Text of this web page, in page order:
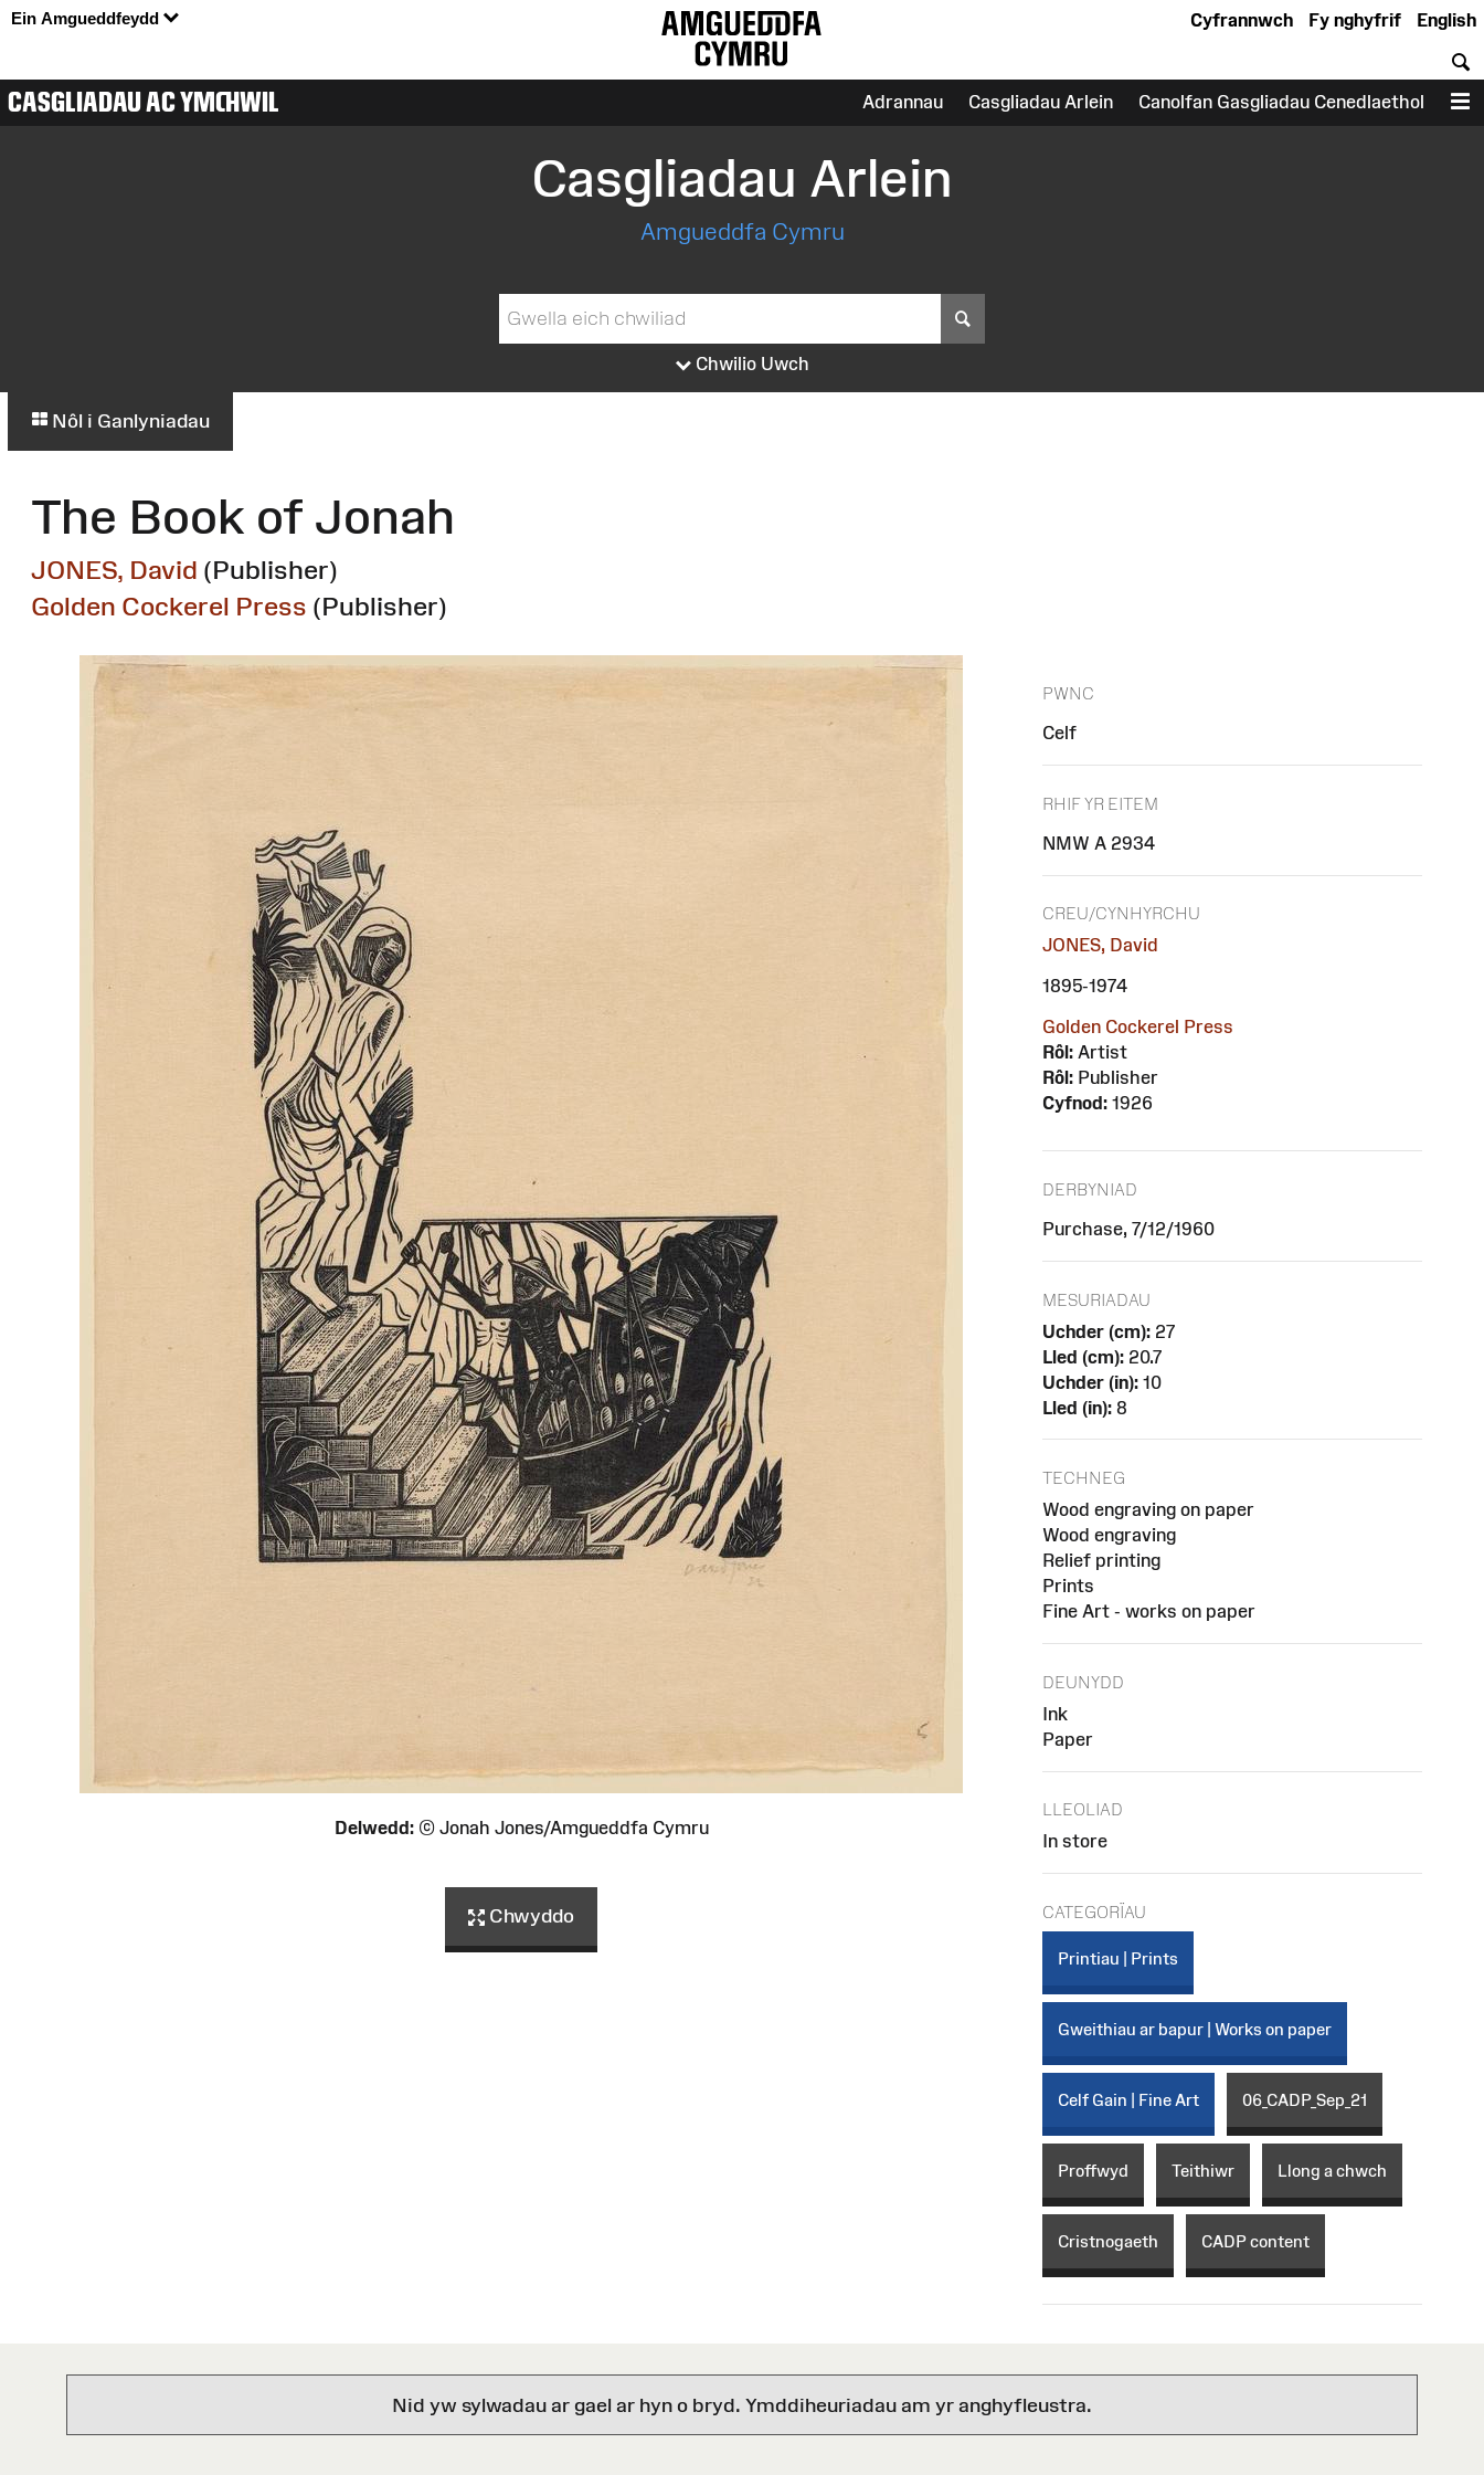
Ein Amgueddfeydd English
Fy nghyfrif
Cyfrannwch
CASGLIADAU AC YMCHWIL Adrannau Casgliadau Arlein Canolfan Gasgliadau Cenedlaethol
Casgliadau Arlein
Amgueddfa Cymru
Chwilio Uwch
Nôl i Ganlyniadau
The Book of Jonah
JONES, David (Publisher)
Golden Cockerel Press (Publisher)
Delwedd:© Jonah Jones/Amgueddfa Cymru
Chwyddo
PWNC
Celf
RHIF YR EITEM
NMW A 2934
CREU/CYNHYRCHU
JONES, David
1895-1974
Golden Cockerel Press
Rôl: Artist
Rôl: Publisher
Cyfnod: 1926
DERBYNIAD
Purchase, 7/12/1960
MESURIADAU
Uchder (cm): 27
Lled (cm): 20.7
Uchder (in): 10
Lled (in): 8
TECHNEG
Wood engraving on paper
Wood engraving
Relief printing
Prints
Fine Art - works on paper
DEUNYDD
Ink
Paper
LLEOLIAD
In store
CATEGORÏAU
Printiau | Prints
Gweithiau ar bapur | Works on paper
Celf Gain | Fine Art 06_CADP_Sep_21
Proffwyd Teithiwr Llong a chwch
Cristnogaeth CADP content
Nid yw sylwadau ar gael ar hyn o bryd. Ymddiheuriadau am yr anghyfleustra.